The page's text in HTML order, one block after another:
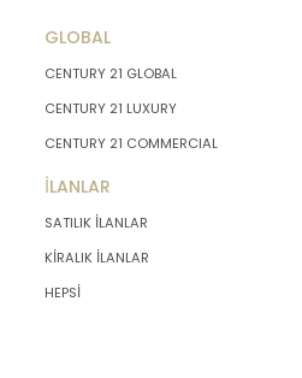
GLOBAL
CENTURY 21 GLOBAL
CENTURY 21 LUXURY
CENTURY 21 COMMERCIAL
İLANLAR
SATILIK İLANLAR
KİRALIK İLANLAR
HEPSİ